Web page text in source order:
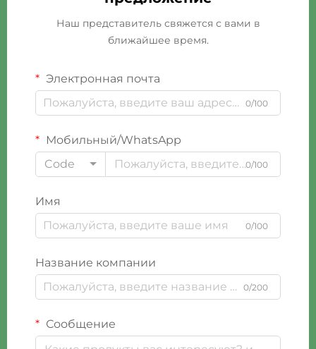
Наш представитель свяжется с вами в
ближайшее время.
Электронная почта
0/100
Мобильный/WhatsApp
Code
0/100
Имя
0/100
Название компании
0/200
Сообщение